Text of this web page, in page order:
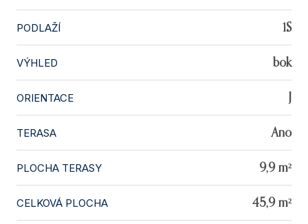
PODLAŽÍ 1S
VÝHLED bok
ORIENTACE
TERASA Ano
PLOCHA TERASY 9,9 m²
CELKOVÁ PLOCHA 45,9 m²